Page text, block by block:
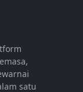
satu